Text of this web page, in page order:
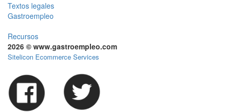
Textos legales
Gastroempleo
Recursos
2026 © www.gastroempleo.com
Sitelicon Ecommerce Services